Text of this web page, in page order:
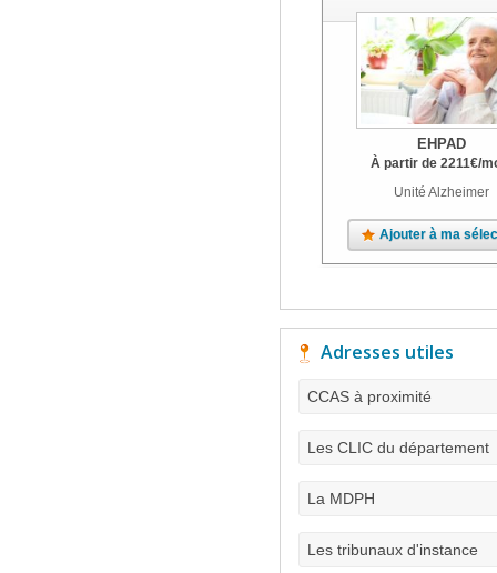
EHPAD
À partir de 2211€/
Unité Alzheimer
Ajouter à ma
Adresses utiles
CCAS à proximité
Les CLIC du département
La MDPH
Les tribunaux d'instance